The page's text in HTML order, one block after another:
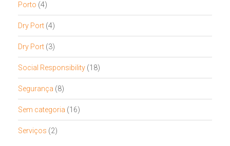
Porto (4)
Dry Port (4)
Dry Port (3)
Social Responsibility (18)
Segurança (8)
Sem categoria (16)
Serviços (2)